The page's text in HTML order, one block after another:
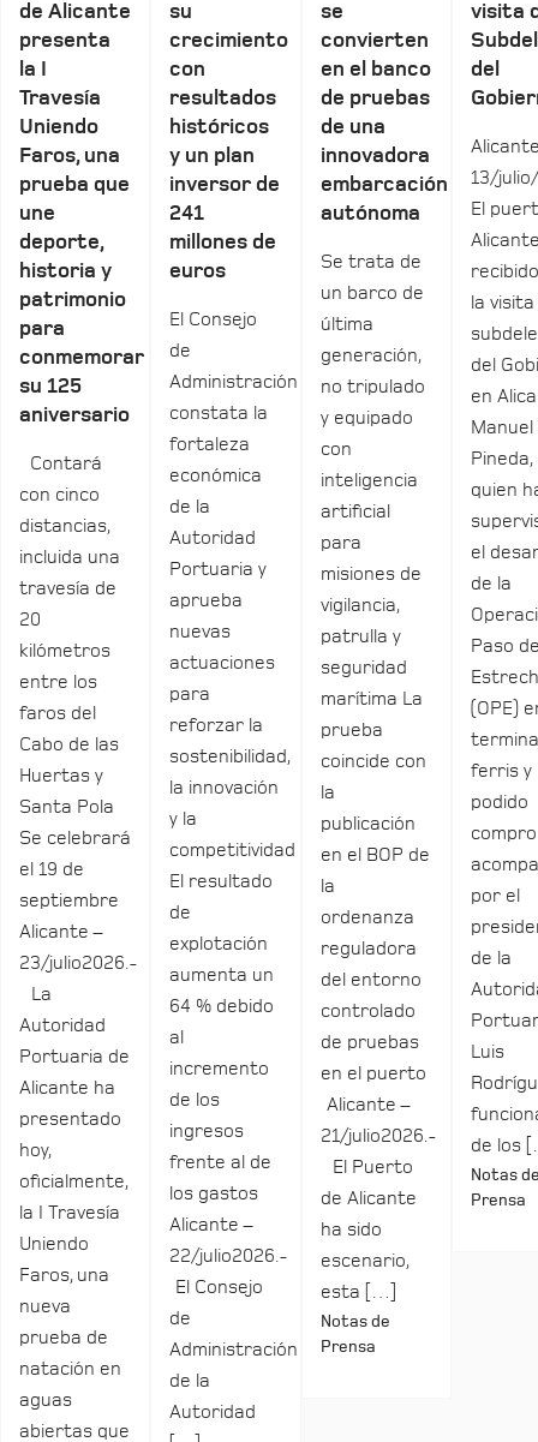
de Alicante
presenta
la I
Travesía
Uniendo
Faros, una
prueba que
une
deporte,
historia y
patrimonio
para
conmemorar
su 125
aniversario
Contará
con cinco
distancias,
incluida una
travesía de
20
kilómetros
entre los
faros del
Cabo de las
Huertas y
Santa Pola
Se celebrará
el 19 de
septiembre
Alicante –
23/julio2026.-
La
Autoridad
Portuaria de
Alicante ha
presentado
hoy,
oficialmente,
la I Travesía
Uniendo
Faros, una
nueva
prueba de
natación en
aguas
abiertas que
su
crecimiento
con
resultados
históricos
y un plan
inversor de
241
millones de
euros
El Consejo
de
Administración
constata la
fortaleza
económica
de la
Autoridad
Portuaria y
aprueba
nuevas
actuaciones
para
reforzar la
sostenibilidad,
la innovación
y la
competitividad
El resultado
de
explotación
aumenta un
64 % debido
al
incremento
de los
ingresos
frente al de
los gastos
Alicante –
22/julio2026.-
El Consejo
de
Administración
de la
Autoridad
se
convierten
en el banco
de pruebas
de una
innovadora
embarcación
autónoma
Se trata de
un barco de
última
generación,
no tripulado
y equipado
con
inteligencia
artificial
para
misiones de
vigilancia,
patrulla y
seguridad
marítima La
prueba
coincide con
la
publicación
en el BOP de
la
ordenanza
reguladora
del entorno
controlado
de pruebas
en el puerto
Alicante –
21/julio2026.-
El Puerto
de Alicante
ha sido
escenario,
esta […]
Notas de
Prensa
visita
del
13/
El
la
del
en
Manuel
Pineda,
quien
el
de la
Paso
(OPE)
ferris y
podido
por el
de la
Luis
de los
Notas
Prensa